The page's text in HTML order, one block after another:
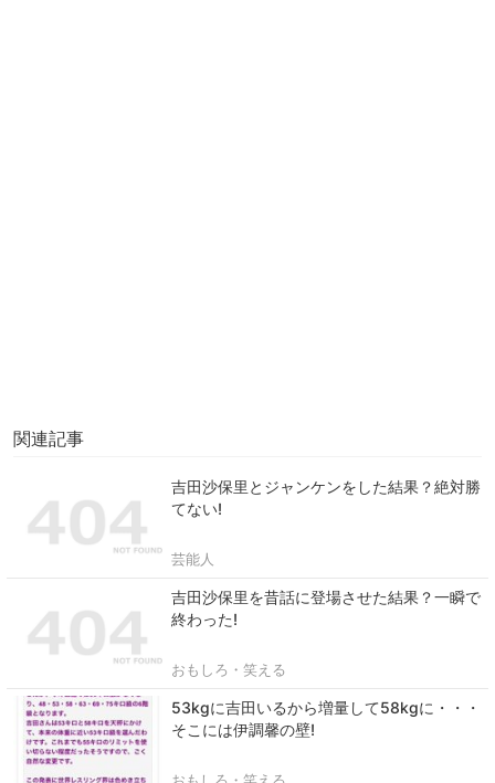
関連記事
吉田沙保里とジャンケンをした結果？絶対勝
てない!
芸能人
吉田沙保里を昔話に登場させた結果？一瞬で
終わった!
おもしろ・笑える
53kgに吉田いるから増量して58kgに・・・
そこには伊調馨の壁!